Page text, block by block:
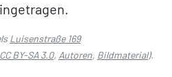
Luisenstraße 169
CC BY-SA 3.0, Autoren, Bildmaterial).